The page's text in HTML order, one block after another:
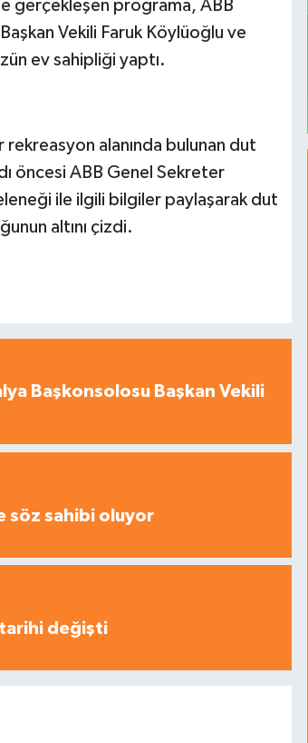
gerçekleşen programa, ABB
Vekili Faruk Köylüoğlu ve
ev sahipliği yaptı.
alanında bulunan dut
öncesi ABB Genel Sekreter
ile ilgili bilgiler paylaşarak dut
altını çizdi.
Başkonsolosu Başkan Vekili
söz sahibi oluyor
tarihi değişti